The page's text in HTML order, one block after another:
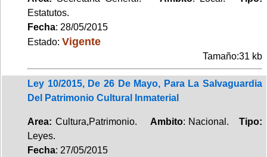
Estatutos.
Fecha: 28/05/2015
Estado: Vigente
Tamaño:31 kb
Ley 10/2015, De 26 De Mayo, Para La Salvaguardia
Del Patrimonio Cultural Inmaterial
Area: Cultura,Patrimonio. Ambito: Nacional.Tipo:
Leyes.
Fecha: 27/05/2015